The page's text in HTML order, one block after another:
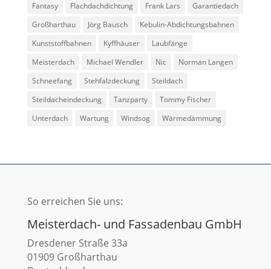
Fantasy
Flachdachdichtung Frank Lars
Garantiedach
Großharthau
Jörg Bausch
Kebulin-Abdichtungsbahnen
Kunststoffbahnen
Kyffhäuser
Laubfänge
Meisterdach
Michael Wendler Nic
Norman Langen
Schneefang
Stehfalzdeckung
Steildach
Steildacheindeckung
Tanzparty
Tommy Fischer
Unterdach
Wartung Windsog Wärmedämmung
So erreichen Sie uns:
Meisterdach- und Fassadenbau GmbH
Dresdener Straße 33a
01909 Großharthau